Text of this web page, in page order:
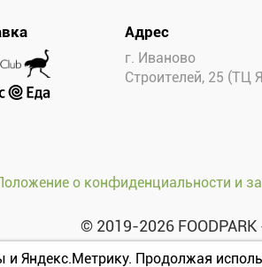
Адрес
г. Иваново
Строителей, 25 (ТЦ
о конфиденциальности и
© 2019-2026 FOODPARK
Яндекс.Метрику. Продолжая